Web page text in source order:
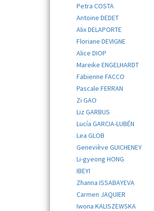
Petra COSTA
Antoine DEDET
Alix DELAPORTE
Floriane DEVIGNE
Alice DIOP
Mareike ENGELHARDT
Fabienne FACCO
Pascale FERRAN
Zi GAO
Liz GARBUS
Lucía GARCIA-LUBÉN
Lea GLOB
Geneviève GUICHENEY
Li-gyeong HONG
IBEYI
Zhanna ISSABAYEVA
Carmen JAQUIER
Iwona KALISZEWSKA